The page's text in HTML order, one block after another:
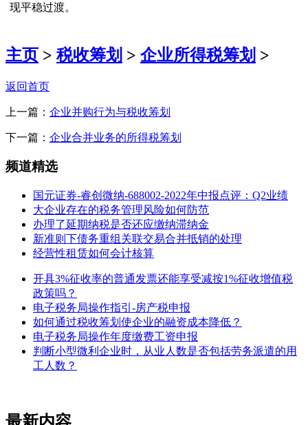
现平稳过渡。
主页 > 税收筹划 > 企业所得税筹划 >
返回首页
上一篇： 企业并购行为与税收筹划
下一篇： 企业合并业务的所得税筹划
频道精选
国元证券-睿创微纳-688002-2022年中报点评：Q2业绩
大企业存在的税务管理风险如何防范
办理了延期纳税是否还应缴纳滞纳金
新准则下债务重组关联交易合并抵销的处理
经营性租赁如何会计核算
开具3%征收率的普通发票还能享受减按1%征收增值税
政策吗？
电子税务局操作指引-房产税申报
如何通过税收筹划使企业的融资成本降低？
电子税务局操作年度缴费工资申报
判断小型微利企业时，从业人数是否包括劳务派遣的用
工人数？